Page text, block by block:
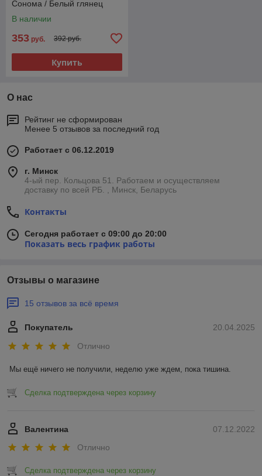
Сонома / Белый глянец
В наличии
353 руб. 392 руб.
Купить
О нас
Рейтинг не сформирован
Менее 5 отзывов за последний год
Работает с 06.12.2019
г. Минск
4-ый пер. Кольцова 51. Работаем и осуществляем
доставку по всей РБ. , Минск, Беларусь
Контакты
Сегодня работает с 09:00 до 20:00
Показать весь график работы
Отзывы о магазине
15 отзывов за всё время
20.04.2025
Покупатель
Отлично
Мы ещё ничего не получили, неделю уже ждем, пока тишина.
Сделка подтверждена через корзину
07.12.2022
Валентина
Отлично
Сделка подтверждена через корзину